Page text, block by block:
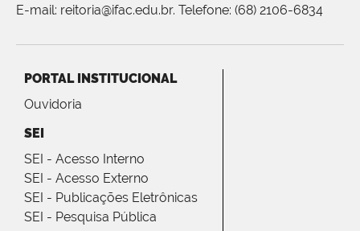
E-mail: reitoria@ifac.edu.br. Telefone: (68) 2106-6834
PORTAL INSTITUCIONAL
Ouvidoria
SEI
SEI - Acesso Interno
SEI - Acesso Externo
SEI - Publicações Eletrônicas
SEI - Pesquisa Pública